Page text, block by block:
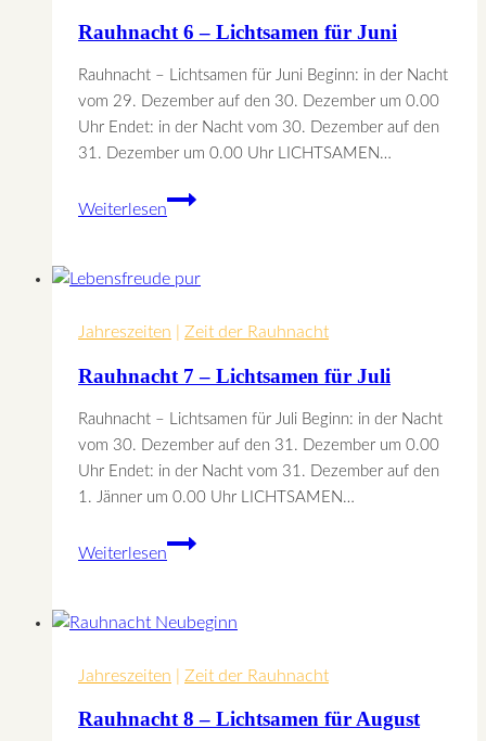
Rauhnacht 6 – Lichtsamen für Juni
Rauhnacht – Lichtsamen für Juni Beginn: in der Nacht
vom 29. Dezember auf den 30. Dezember um 0.00
Uhr Endet: in der Nacht vom 30. Dezember auf den
31. Dezember um 0.00 Uhr LICHTSAMEN…
Weiterlesen
Rauhnacht
Lichtsamen
Juni
Jahreszeiten Zeit der Rauhnacht
Rauhnacht 7 – Lichtsamen für Juli
Rauhnacht – Lichtsamen für Juli Beginn: in der Nacht
vom 30. Dezember auf den 31. Dezember um 0.00
Uhr Endet: in der Nacht vom 31. Dezember auf den
1. Jänner um 0.00 Uhr LICHTSAMEN…
Weiterlesen
Rauhnacht
Lichtsamen
Juli
Jahreszeiten Zeit der Rauhnacht
Rauhnacht 8 – Lichtsamen für August